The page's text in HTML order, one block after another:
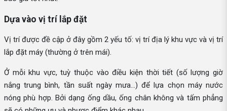
Dựa vào vị trí lắp đặt
Vị trí được đề cập ở đây gồm 2 yếu tố: vị trí địa lý khu vực và vị trí
lắp đặt máy (thường ở trên mái).
Ở mỗi khu vực, tuỳ thuộc vào điều kiện thời tiết (số lượng giờ
nắng trung bình, tần suất ngày mưa...) để lựa chọn máy nước
nóng phù hợp. Bởi dạng ống dầu, ống chân không và tấm phẳng